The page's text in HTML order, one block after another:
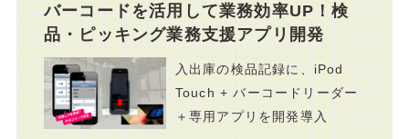
バーコードを活用して業務効率UP！検
品・ピッキング業務支援アプリ開発
入出庫の検品記録に、iPod
Touch + バーコードリーダー
＋専用アプリを開発導入